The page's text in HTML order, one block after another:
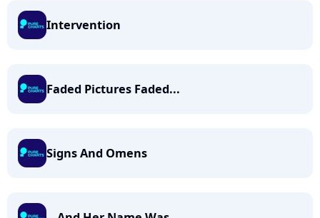
Intervention
Faded Pictures Faded...
Signs And Omens